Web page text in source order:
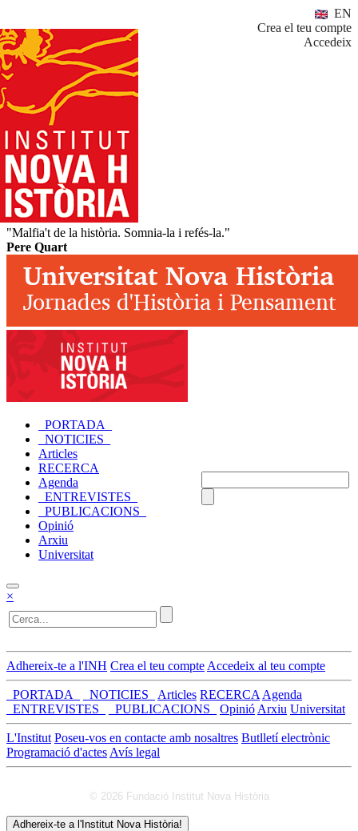
EN
Crea el teu compte
Accedeix
"Malfia't de la història. Somnia-la i refés-la."
Pere Quart
_PORTADA_
_NOTICIES_
Articles
RECERCA
Agenda
_ENTREVISTES_
_PUBLICACIONS_
Opinió
Arxiu
Universitat
×
Adhereix-te a l'INH Crea el teu compte Accedeix al teu compte
_PORTADA_ _NOTICIES_ Articles RECERCA Agenda
_ENTREVISTES_
_PUBLICACIONS_ Opinió Arxiu Universitat
L'Institut Poseu-vos en contacte amb nosaltres Butlletí electrònic
Programació d'actes Avís legal
© 2026 Fundació Institut Nova Història
Adhereix-te a l'Institut Nova Història!